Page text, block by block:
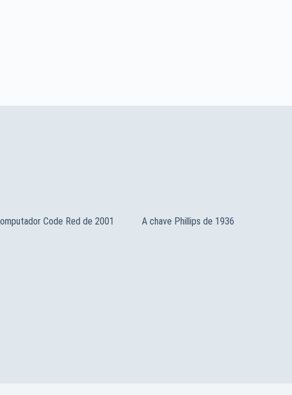
Code Red de 2001 A chave Phillips de 1936